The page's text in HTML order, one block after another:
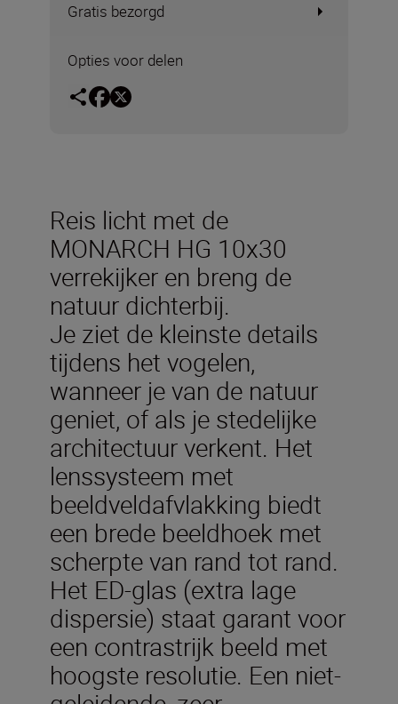
Gratis bezorgd
Opties voor delen
Reis licht met de
MONARCH HG 10x30
verrekijker en breng de
natuur dichterbij.
Je ziet de kleinste details
tijdens het vogelen,
wanneer je van de natuur
geniet, of als je stedelijke
architectuur verkent. Het
lenssysteem met
beeldveldafvlakking biedt
een brede beeldhoek met
scherpte van rand tot rand.
Het ED-glas (extra lage
dispersie) staat garant voor
een contrastrijk beeld met
hoogste resolutie. Een niet-